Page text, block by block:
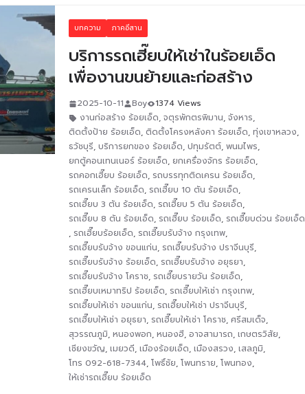
บทความ ภาคอีสาน
บริการรถเฮี๊ยบให้เช่าในร้อยเอ็ด
เพื่องานขนย้ายและก่อสร้าง
2025-10-11 Boy
1374 Views
งานก่อสร้าง ร้อยเอ็ด, จตุรพักตรพิมาน, จังหาร,
ติดตั้งป้าย ร้อยเอ็ด, ติดตั้งโครงหลังคา ร้อยเอ็ด, ทุ่งเขาหลวง,
ธวัชบุรี, บริการยกของ ร้อยเอ็ด, ปทุมรัตต์, พนมไพร,
ยกตู้คอนเทนเนอร์ ร้อยเอ็ด, ยกเครื่องจักร ร้อยเอ็ด,
รถคอกเฮี๊ยบ ร้อยเอ็ด, รถบรรทุกติดเครน ร้อยเอ็ด,
รถเครนเล็ก ร้อยเอ็ด, รถเฮี๊ยบ 10 ตัน ร้อยเอ็ด,
รถเฮี๊ยบ 3 ตัน ร้อยเอ็ด, รถเฮี๊ยบ 5 ตัน ร้อยเอ็ด,
รถเฮี๊ยบ 8 ตัน ร้อยเอ็ด, รถเฮี๊ยบ ร้อยเอ็ด, รถเฮี๊ยบด่วน ร้อยเอ็ด
, รถเฮี๊ยบร้อยเอ็ด, รถเฮี๊ยบรับจ้าง กรุงเทพ,
รถเฮี๊ยบรับจ้าง ขอนแก่น, รถเฮี๊ยบรับจ้าง ปราจีนบุรี,
รถเฮี๊ยบรับจ้าง ร้อยเอ็ด, รถเฮี๊ยบรับจ้าง อยุธยา,
รถเฮี๊ยบรับจ้าง โคราช, รถเฮี๊ยบรายวัน ร้อยเอ็ด,
รถเฮี๊ยบเหมาทริป ร้อยเอ็ด, รถเฮี๊ยบให้เช่า กรุงเทพ,
รถเฮี๊ยบให้เช่า ขอนแก่น, รถเฮี๊ยบให้เช่า ปราจีนบุรี,
รถเฮี๊ยบให้เช่า อยุธยา, รถเฮี๊ยบให้เช่า โคราช, ศรีสมเด็จ,
สุวรรณภูมิ, หนองพอก, หนองฮี, อาจสามารถ, เกษตรวิสัย,
เชียงขวัญ, เมยวดี, เมืองร้อยเอ็ด, เมืองสรวง, เสลภูมิ,
โทร 092-618-7344, โพธิ์ชัย, โพนทราย, โพนทอง,
ให้เช่ารถเฮี๊ยบ ร้อยเอ็ด